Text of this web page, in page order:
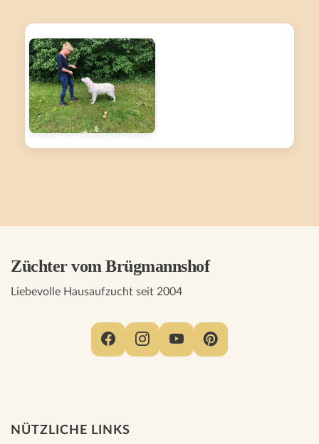
Züchter vom Brügmannshof
Liebevolle Hausaufzucht seit 2004
NÜTZLICHE LINKS